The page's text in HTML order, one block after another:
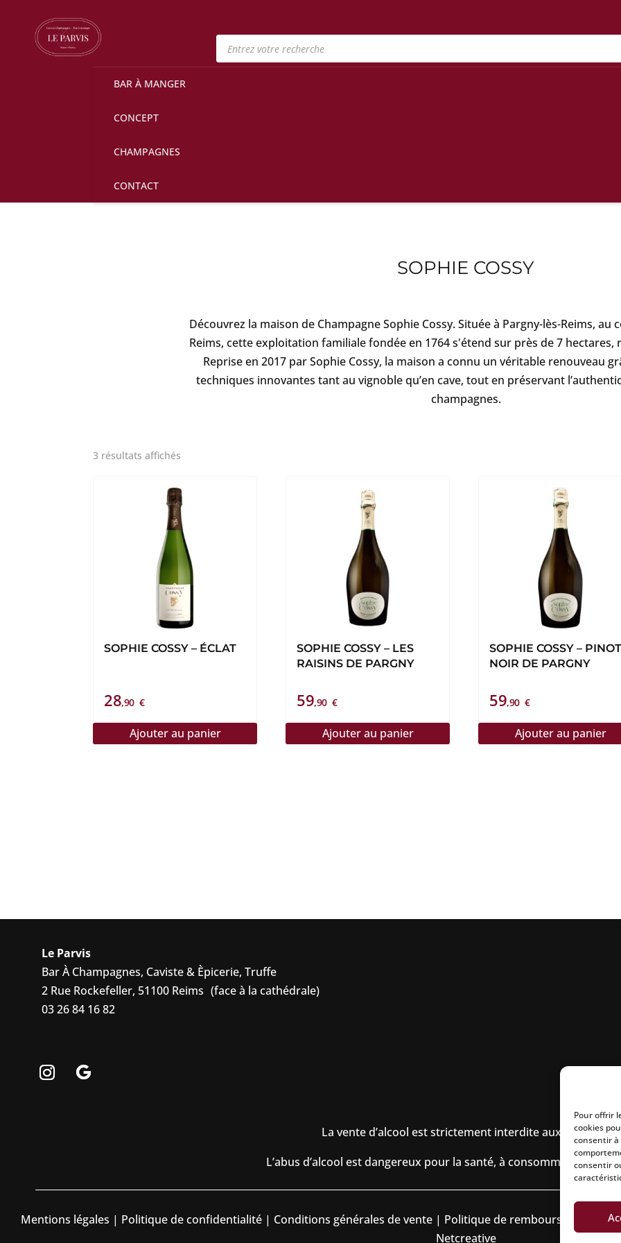
Pour offrir
cookies
consentir à
consentir
Recherche
de
produits
BAR À MANGER
CONCEPT
CHAMPAGNES
CONTACT
SOPHIE COSSY
Découvrez la maison de Champagne Sophie Cossy. Située à Pargny-lès-Reims,
Reims, cette exploitation familiale fondée en 1764 s'étend sur près de 7 hectares,
Reprise en 2017 par Sophie Cossy, la maison a connu un véritable renouveau
techniques innovantes tant au vignoble qu’en cave, tout en préservant
champagnes.
3 résultats affichés
SOPHIE COSSY – ÉCLAT
28,90 €
Ajouter au panier
SOPHIE COSSY – LES
RAISINS DE PARGNY
59,90 €
Ajouter au panier
SOPHIE COSSY –
NOIR DE PARGNY
59,90 €
Ajouter au panier
Le Parvis
Bar À Champagnes, Caviste & Èpicerie, Truffe
2 Rue Rockefeller, 51100 Reims (face à la cathédrale)
03 26 84 16 82
La vente d’alcool est strictement interdite aux mineurs.
L’abus d’alcool est dangereux pour la santé, à consommer avec
Mentions légales | Politique de confidentialité| Conditions générales de vente| Politique de remboursement
Netcreative